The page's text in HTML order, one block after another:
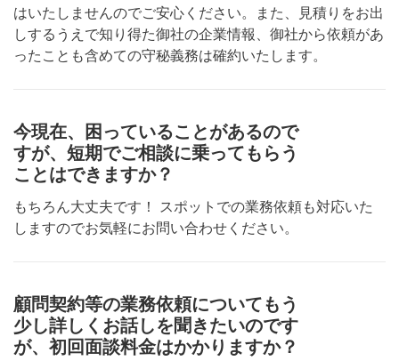
はいたしませんのでご安心ください。また、見積りをお出
しするうえで知り得た御社の企業情報、御社から依頼があ
ったことも含めての守秘義務は確約いたします。
今現在、困っていることがあるので
すが、短期でご相談に乗ってもらう
ことはできますか？
もちろん大丈夫です！ スポットでの業務依頼も対応いた
しますのでお気軽にお問い合わせください。
顧問契約等の業務依頼についてもう
少し詳しくお話しを聞きたいのです
が、初回面談料金はかかりますか？